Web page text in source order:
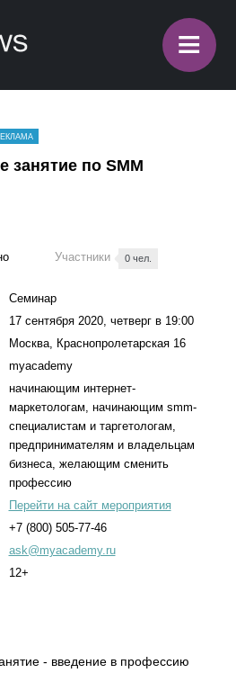
≡
занятие по SMM
Участники 0 чел.
Семинар
17 сентября 2020, четверг в 19:00
Москва, Краснопролетарская 16
myacademy
начинающим интернет-
маркетологам, начинающим smm-
специалистам и таргетологам,
предпринимателям и владельцам
бизнеса, желающим сменить
профессию
Перейти на сайт мероприятия
+7 (800) 505-77-46
ask@myacademy.ru
12+
- введение в профессию